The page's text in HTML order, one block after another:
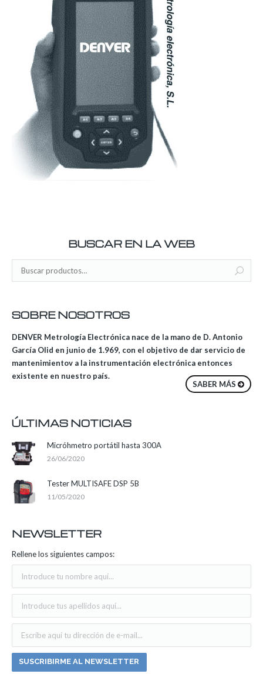
BUSCAR EN LA WEB
SOBRE NOSOTROS
DENVER Metrología Electrónica nace de la mano de D. Antonio
García Olid en junio de 1.969, con el objetivo de dar servicio de
mantenimientov a la instrumentación electrónica entonces
existente en nuestro país.
SABER MÁS
ÚLTIMAS NOTICIAS
Micróhmetro portátil hasta 300A
26/06/2020
Tester MULTISAFE DSP 5B
11/05/2020
NEWSLETTER
Rellene los siguientes campos: